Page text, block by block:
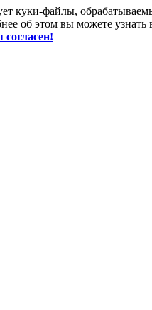
куки-файлы,
об этом вы можете узнать
согласен!